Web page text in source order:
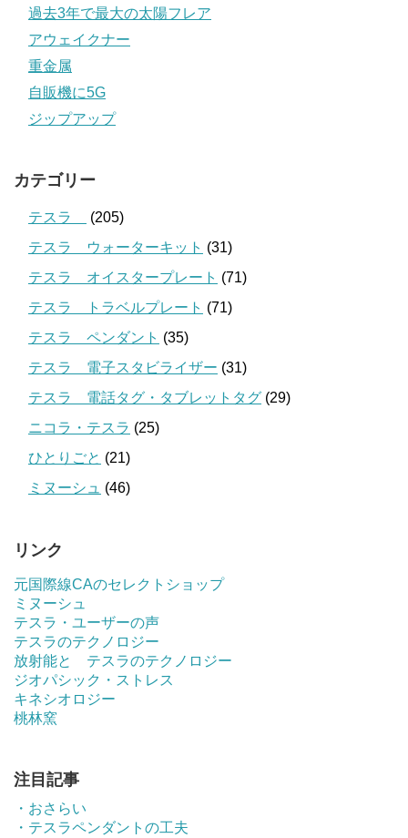
過去3年で最大の太陽フレア
アウェイクナー
重金属
自販機に5G
ジップアップ
カテゴリー
テスラ
(205)
テスラ ウォーターキット (31)
テスラ オイスタープレート (71)
テスラ トラベルプレート (71)
テスラ ペンダント (35)
テスラ 電子スタビライザー (31)
テスラ 電話タグ・タブレットタグ (29)
ニコラ・テスラ (25)
ひとりごと (21)
ミヌーシュ (46)
リンク
元国際線CAのセレクトショップ
ミヌーシュ
テスラ・ユーザーの声
テスラのテクノロジー
放射能と テスラのテクノロジー
ジオパシック・ストレス
キネシオロジー
桃林窯
注目記事
・おさらい
・テスラペンダントの工夫